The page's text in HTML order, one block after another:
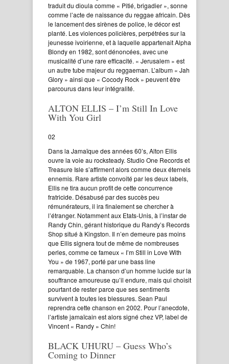
traduit du dioula comme « Pitié, brigadier », sonne
comme l’acte de naissance du reggae africain. Dès
le lancement des sirènes de police, le décor est
planté. Les violences policières, perpétrées sur la
jeunesse ivoirienne, et à laquelle appartenait Alpha
Blondy en 1982, sont dénoncées, avec une
musicalité d’une rare efficacité. « Jerusalem » est
un autre tube majeur du reggaeman. L’album « Jah
Glory » ainsi que « Cocody Rock » peuvent être
parcourus dans leur intégralité.
ALTON ELLIS – I’m Still In Love
With You Girl
02
Dans la Jamaïque des années 60’s, Alton Ellis
ouvre la voie au rocksteady. Studio One Records et
Treasure Isle s’affirment alors comme deux éternels
ennemis. Rare artiste convoité par les deux labels,
Ellis ne tira aucun profit de cette concurrence
fratricide. Désabusé par des succès peu
rémunérateurs, il ira finalement se chercher à
l’étranger. Notamment aux Etats-Unis, à l’instar de
Randy Chin, gérant historique du Randy’s Records
Shop situé à Kingston. Il n’en demeure pas moins
que Ellis signera tout de même de nombreuses
perles, comme ce fameux « I’m Still in Love With
You » de 1967, porté par une bass line
remarquable. La chanson d’un homme lucide sur la
souffrance amoureuse qu’il endure, mais qui choisit
pourtant de rester parce que ses sentiments
survivent à toutes les blessures. Sean Paul
reprendra cette chanson en 2002. Pour l’anecdote,
l’artiste jamaïcain est alors signé chez VP, label de
Vincent « Randy » Chin!
BLACK UHURU – Guess Who’s
Coming to Dinner